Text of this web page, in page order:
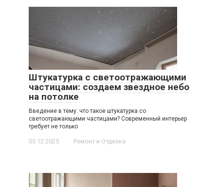
Штукатурка с светоотражающими
частицами: создаем звездное небо
на потолке
Введение в тему: что такое штукатурка со
светоотражающими частицами? Современный интерьер
требует не только
05.12.2025 Ремонт и Отделка